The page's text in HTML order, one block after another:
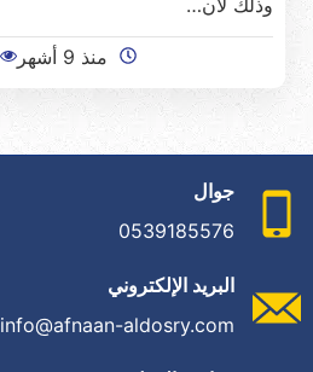
وذلك لأن…
منذ 9 أشهر
جوال
0539185576
البريد الإلكتروني
info@afnaan-aldosry.com